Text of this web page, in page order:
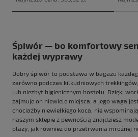
Śpiwór — bo komfortowy
każdej wyprawy
Dobry śpiwór to podstawa w bagażu
zarówno podczas kilkudniowych
lub niezbyt higienicznym hostelu. Dzięki
zajmuje on niewiele miejsca, a jego waga
chociażby niewielkiego koca, nie
naszym sklepie z pewnością znajdziesz
plaży, jak również do przetrwania mroźnej